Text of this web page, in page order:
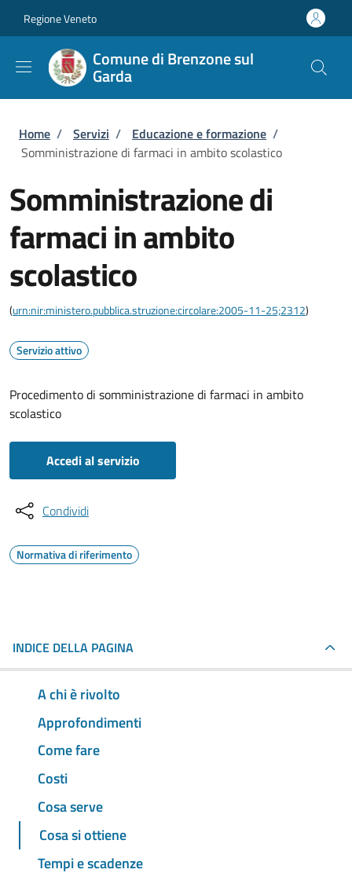
Regione Veneto
Comune di Brenzone sul
Garda
Briciole di pane
Home / Servizi / Educazione e formazione /
Somministrazione di farmaci in ambito scolastico
Somministrazione di
farmaci in ambito
scolastico
(urn:nir:ministero.pubblica.struzione:circolare:2005-11-25;2312)
Servizio attivo
Procedimento di somministrazione di farmaci in ambito
scolastico
Accedi al servizio
Condividi
Normativa di riferimento
INDICE DELLA PAGINA
A chi è rivolto
Approfondimenti
Come fare
Costi
Cosa serve
Cosa si ottiene
Tempi e scadenze